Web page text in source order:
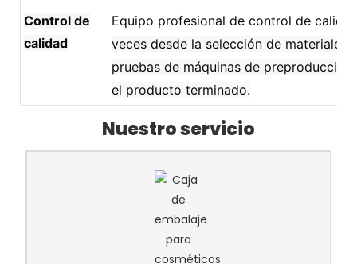
Control de
calidad
Equipo profesional de control de
veces desde la selección de materiales,
pruebas de máquinas de preproducción
el producto terminado.
Nuestro servicio